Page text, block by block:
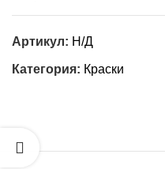
Артикул: Н/Д
Категория: Краски